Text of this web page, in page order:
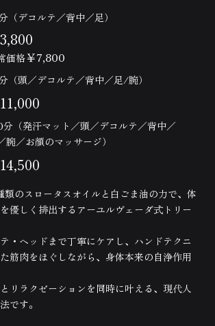
（デコルテ／背中／足）
価格￥7,800
（頭／デコルテ／背中／足/腕）
分（発汗マット／頭／デコルテ／背中／
腕／お顔のマッサージ）
類のスロータスオイルと白ごま油の力で、体
優しく排出するアーユルヴェーダ式トリー
・ヘッドまで丁寧にケアし、ハンドテクニ
筋肉をほぐしながら、身体本来の自浄作用
リラクゼーションを同時に叶える、現代人
です。